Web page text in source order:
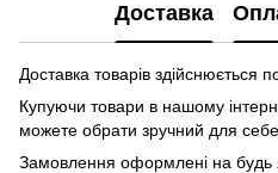
Доставка
Доставка товарів здійснюється
Купуючи товари в нашому
можете обрати зручний для себе
Замовлення оформлені на будь